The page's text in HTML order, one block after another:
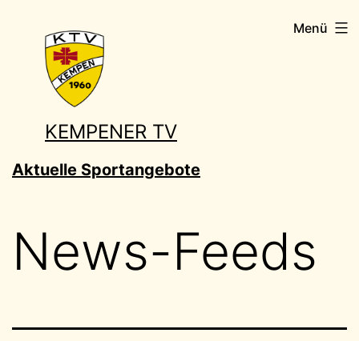
springen
KEMPENER TV
Menü
Aktuelle Sportangebote
News-Feeds